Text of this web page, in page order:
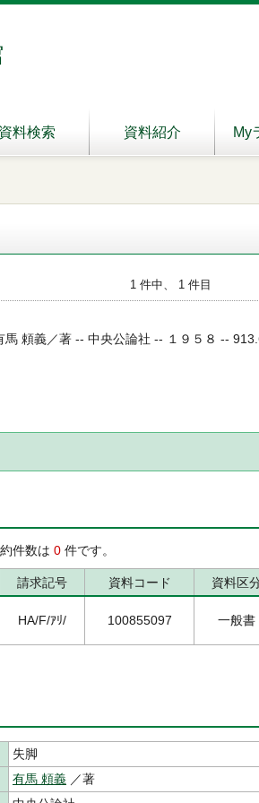
資料検索 資料紹介 My
1 件中、 1 件目
馬 頼義／著 -- 中央公論社 -- １９５８ --
件数は 0 件です。
請求記号 資料コード 資料区
HA/F/ｱﾘ/ 100855097 一般書
失脚
有馬 頼義 ／著